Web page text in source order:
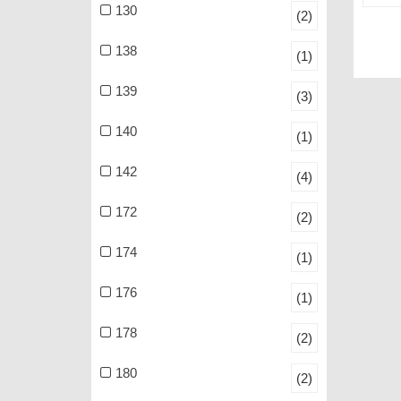
130 (2)
138 (1)
139 (3)
140 (1)
142 (4)
172 (2)
174 (1)
176 (1)
178 (2)
180 (2)